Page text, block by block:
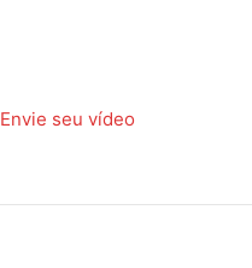
Envie seu vídeo